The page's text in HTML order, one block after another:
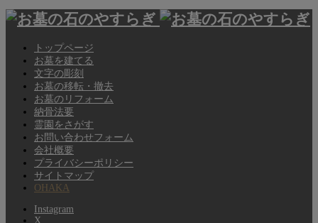
トップページ
お墓を建てる
文字の彫刻
お墓の移転・撤去
お墓のリフォーム
納骨法要
霊園をさがす
お問い合わせフォーム
会社概要
プライバシーポリシー
サイトマップ
OHAKA
Instagram
X